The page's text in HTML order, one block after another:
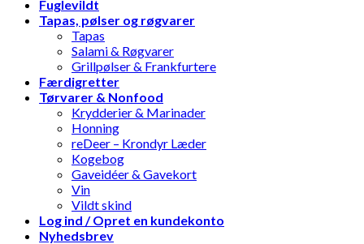
Fuglevildt
Tapas, pølser og røgvarer
Tapas
Salami & Røgvarer
Grillpølser & Frankfurtere
Færdigretter
Tørvarer & Nonfood
Krydderier & Marinader
Honning
reDeer – Krondyr Læder
Kogebog
Gaveidéer & Gavekort
Vin
Vildt skind
Log ind / Opret en kundekonto
Nyhedsbrev